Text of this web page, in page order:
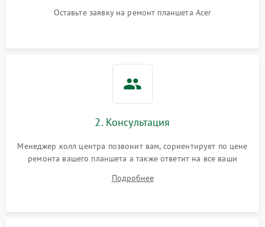
Режим работы
Питание и аккумулятор
Оставьте заявку на ремонт планшета Acer
2. Консультация
Менеджер колл центра позвонит вам, сориентирует по цене
ремонта вашего планшета а также ответит на все ваши
Подробнее